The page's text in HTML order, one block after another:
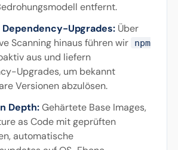
entfernt.
Upgrades:Über
Scanning hinaus führen wir
npm
aus und liefern
Upgrades, um bekannt
Versionen abzulösen.
Depth:Gehärtete Base Images,
as Code mit geprüften
automatische